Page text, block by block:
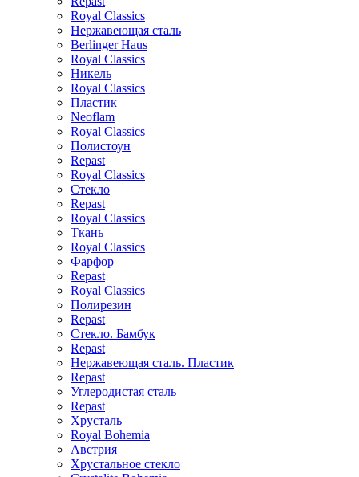
Royal Classics
Нержавеющая сталь
Berlinger Haus
Royal Classics
Никель
Royal Classics
Пластик
Neoflam
Royal Classics
Полистоун
Repast
Royal Classics
Стекло
Repast
Royal Classics
Ткань
Royal Classics
Фарфор
Repast
Royal Classics
Полирезин
Repast
Стекло. Бамбук
Repast
Нержавеющая сталь. Пластик
Repast
Углеродистая сталь
Repast
Хрусталь
Royal Bohemia
Австрия
Хрустальное стекло